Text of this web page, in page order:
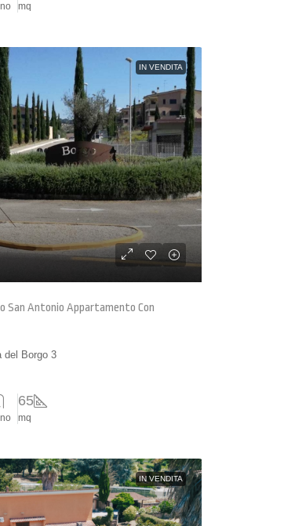
mq
IN VENDITA
San Antonio Appartamento Con
del Borgo 3
65
mq
IN VENDITA